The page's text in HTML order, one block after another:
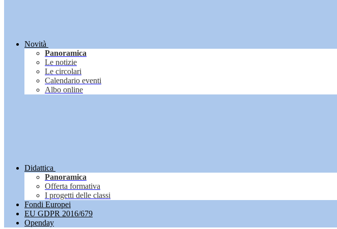
Novità
Panoramica
Le notizie
Le circolari
Calendario eventi
Albo online
Didattica
Panoramica
Offerta formativa
I progetti delle classi
Fondi Europei
EU GDPR 2016/679
Openday